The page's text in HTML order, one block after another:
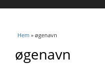
Du är här
Hem » øgenavn
øgenavn